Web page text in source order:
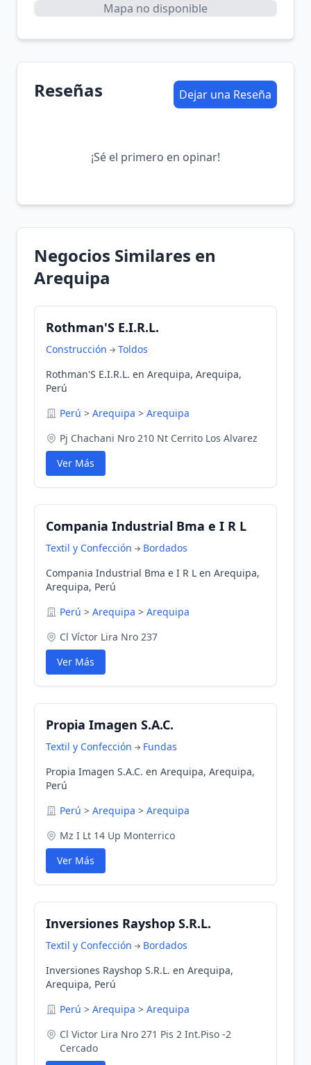
Mapa no disponible
Reseñas Dejar una Reseña
¡Sé el primero en opinar!
Negocios Similares en
Arequipa
Rothman'S E.I.R.L.
Construcción
Toldos
Rothman'S E.I.R.L. en Arequipa, Arequipa,
Perú
Perú > Arequipa > Arequipa
Pj Chachani Nro 210 Nt Cerrito Los Alvarez
Ver Más
Compania Industrial Bma e I R L
Textil y Confección
Bordados
Compania Industrial Bma e I R L en Arequipa,
Arequipa, Perú
Perú > Arequipa > Arequipa
Cl Víctor Lira Nro 237
Ver Más
Propia Imagen S.A.C.
Textil y Confección
Fundas
Propia Imagen S.A.C. en Arequipa, Arequipa,
Perú
Perú > Arequipa > Arequipa
Mz I Lt 14 Up Monterrico
Ver Más
Inversiones Rayshop S.R.L.
Textil y Confección
Bordados
Inversiones Rayshop S.R.L. en Arequipa,
Arequipa, Perú
Perú > Arequipa > Arequipa
Cl Victor Lira Nro 271 Pis 2 Int.Piso -2
Cercado